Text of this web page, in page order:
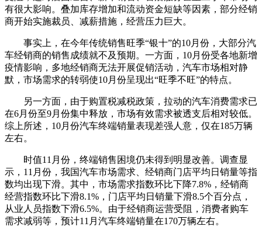
有很大影响。叠加库存增加和流动资金短缺等因素，部分经销
商开始实施裁员、减薪措施，经营压力巨大。
事实上，在今年传统销售旺季“银十”的10月份，大部分汽
车经销商的销售成绩就不及预期。一方面，10月份受各地新增
疫情影响，多地经销商无法开展促销活动，汽车市场相对静
默，市场需求的转弱使10月份呈现出“旺季不旺”的特点。
另一方面，由于购置税减税政策，拉动的汽车消费需求已
在6月份至9月份集中释放，市场有效需求被透支后相对较低。
综上所述，10月份汽车终端销量表现差强人意，仅在185万辆
左右。
时值11月份，终端销售困境仍未得到明显改善。调查显
示，11月份，我国汽车市场需求、经销商门店平均日销量等指
数均出现下滑。其中，市场需求指数环比下降7.8%，经销商
经营指数环比下滑8.1%，门店平均日销量下滑8.5个百分点，
从业人员指数下滑6.5%。由于经销商运营受阻，消费者购车
需求减弱等，预计11月汽车终端销量在170万辆左右。